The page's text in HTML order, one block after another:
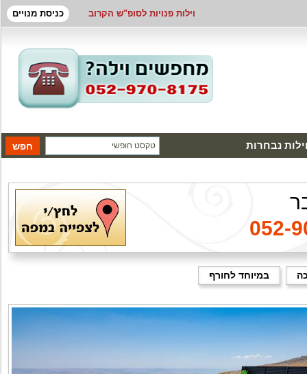
וילות פנויות לסופ"ש הקרוב כניסת מנויים
נבחרות
052-
במיוחד לחורף